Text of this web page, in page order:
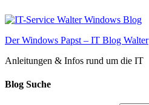
Inhalt
Der Windows Papst – IT Blog Walter
Anleitungen & Infos rund um die IT
Blog Suche